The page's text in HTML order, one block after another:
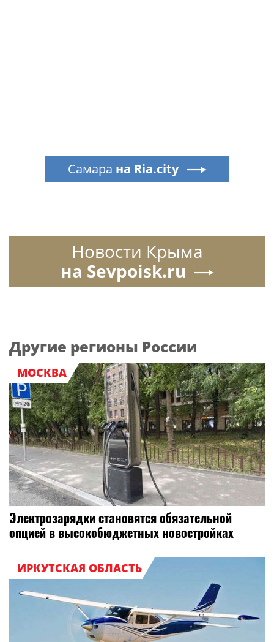
Самара на Ria.city
Новости Крыма
на Sevpoisk.ru
Другие регионы России
МОСКВА
Электрозарядки становятся обязательной
опцией в высокобюджетных новостройках
ИРКУТСКАЯ ОБЛАСТЬ